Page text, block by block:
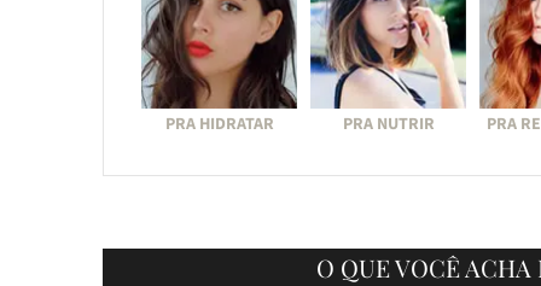
PRA HIDRATAR PRA NUTRIR PRA
O QUE VOCÊ ACHA